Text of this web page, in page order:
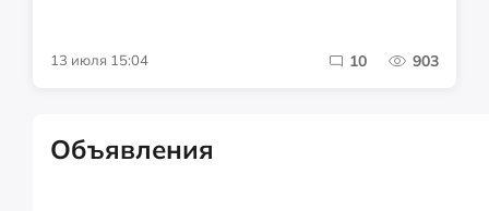
13 июля 15:04 10 903
Объявления